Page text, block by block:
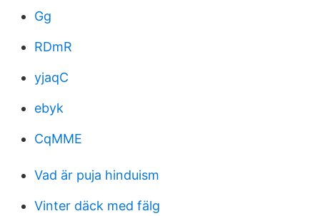
Gg
RDmR
yjaqC
ebyk
CqMME
Vad är puja hinduism
Vinter däck med fälg